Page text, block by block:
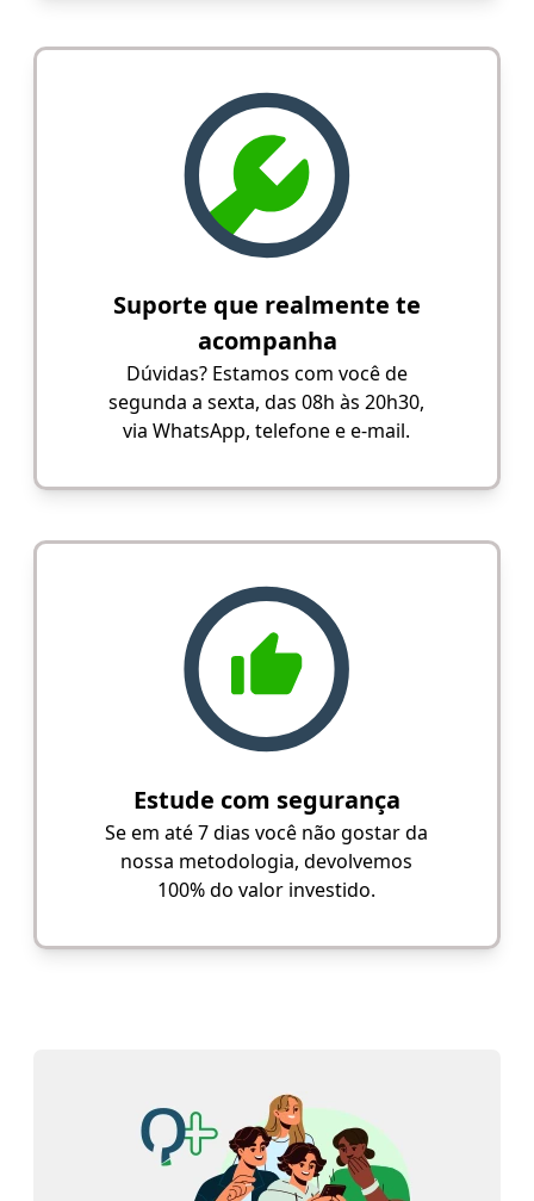
Suporte que realmente te
acompanha
Dúvidas? Estamos com você de
segunda a sexta, das 08h às 20h30,
via WhatsApp, telefone e e-mail.
Estude com segurança
Se em até 7 dias você não gostar da
nossa metodologia, devolvemos
100% do valor investido.